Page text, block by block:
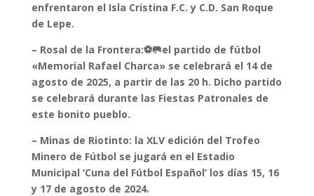
enfrentaron el Isla Cristina F.C. y C.D. San Roque
de Lepe.
– Rosal de la Frontera:⚽🥅el partido de fútbol
«Memorial Rafael Charca» se celebrará el 14 de
agosto de 2025, a partir de las 20 h. Dicho partido
se celebrará durante las Fiestas Patronales de
este bonito pueblo.
– Minas de Riotinto: la XLV edición del Trofeo
Minero de Fútbol se jugará en el Estadio
Municipal ‘Cuna del Fútbol Español’ los días 15, 16
y 17 de agosto de 2024.